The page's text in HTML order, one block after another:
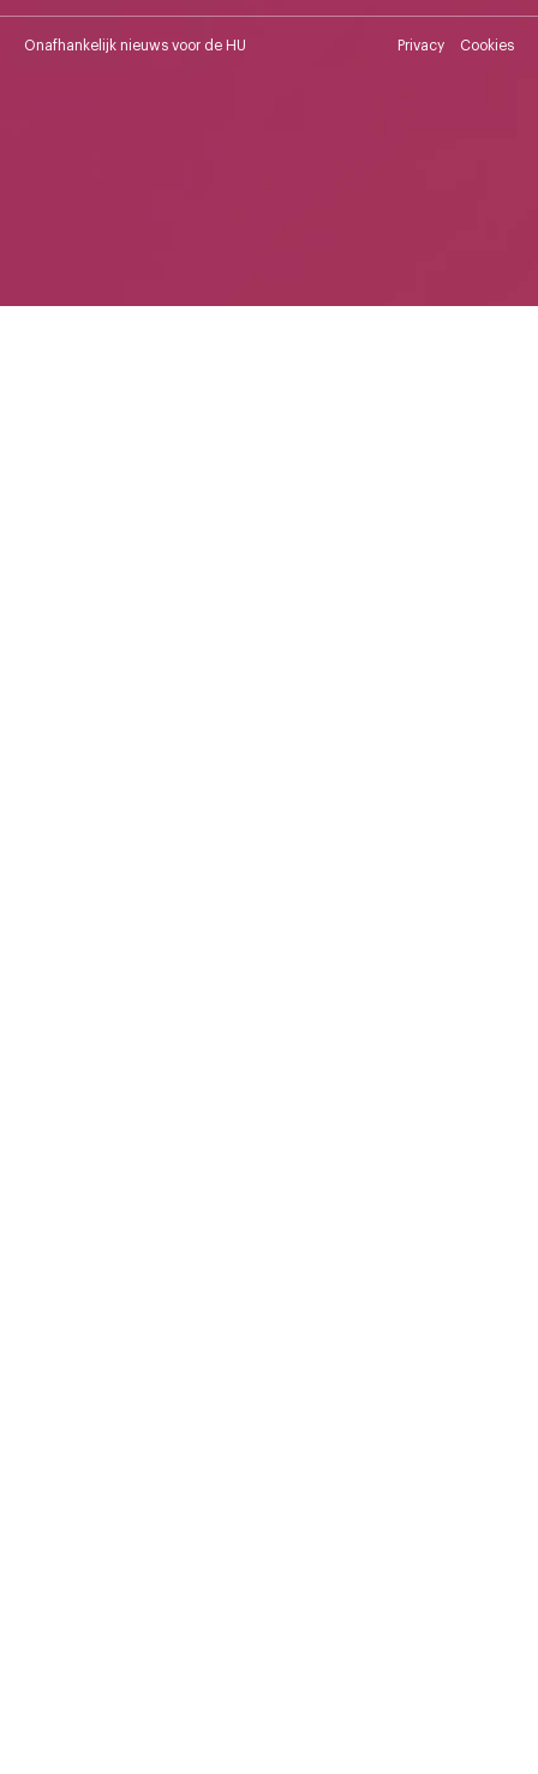
Onafhankelijk nieuws voor de HU Privacy Cookies